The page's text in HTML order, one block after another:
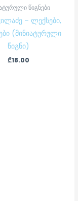
წიგნები
– ლექსები,
(მინიატურული
წიგნი)
₾18.00